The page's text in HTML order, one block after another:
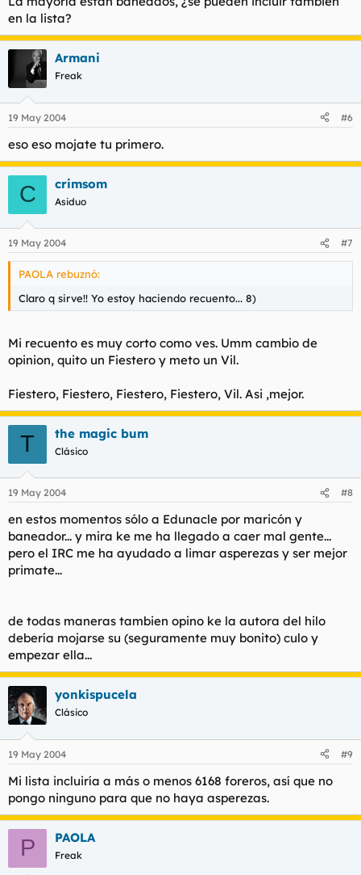
en la lista?
Armani
Freak
19 May 2004 #6
eso eso mojate tu primero.
C crimsom
Asiduo
19 May 2004 #7
PAOLA rebuznó:
Claro q sirve!! Yo estoy haciendo recuento... 8)
Mi recuento es muy corto como ves. Umm cambio de
opinion, quito un Fiestero y meto un Vil.
Fiestero, Fiestero, Fiestero, Fiestero, Vil. Asi ,mejor.
T the magic bum
Clásico
19 May 2004 #8
en estos momentos sólo a Edunacle por maricón y
baneador... y mira ke me ha llegado a caer mal gente...
pero el IRC me ha ayudado a limar asperezas y ser mejor
primate...
de todas maneras tambien opino ke la autora del hilo
debería mojarse su (seguramente muy bonito) culo y
empezar ella...
yonkispucela
Clásico
19 May 2004 #9
Mi lista incluiría a más o menos 6168 foreros, así que no
pongo ninguno para que no haya asperezas.
P PAOLA
Freak